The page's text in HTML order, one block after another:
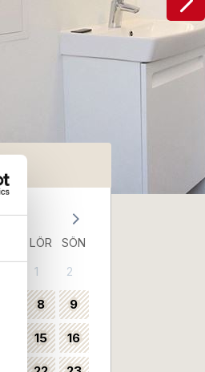
LÖR SÖN
1 2
8 9
15 16